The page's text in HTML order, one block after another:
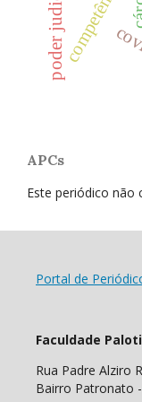
APCs
Este periódico não
Portal de
Faculdade
Rua Padre Alziro
Bairro Patronato